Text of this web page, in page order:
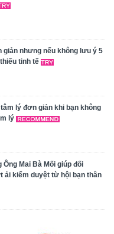
nhưng nếu không lưu ý 5
tinh tế
lý đơn giản khi bạn không
lý
Mai Bà Mối giúp đối
kiểm duyệt từ hội bạn thân